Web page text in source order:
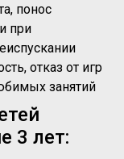
понос
при
отказ от игр
занятий
3 лет: